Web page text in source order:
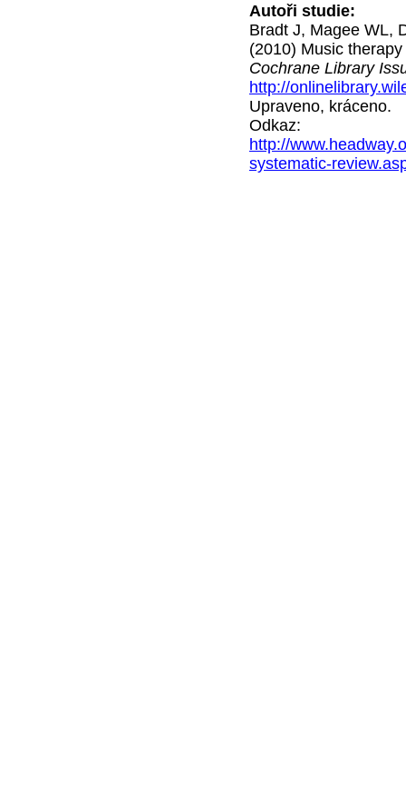
Autoři studie:
Bradt J, Magee WL,
(2010) Music
Cochrane Library
http://
Upraveno, kráceno.
Odkaz:
http://
systematic-